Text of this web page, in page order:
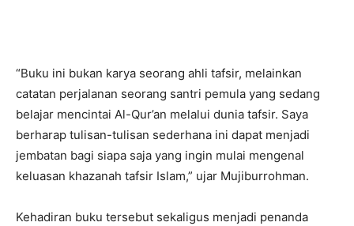
“Buku ini bukan karya seorang ahli tafsir, melainkan
catatan perjalanan seorang santri pemula yang sedang
belajar mencintai Al-Qur’an melalui dunia tafsir. Saya
berharap tulisan-tulisan sederhana ini dapat menjadi
jembatan bagi siapa saja yang ingin mulai mengenal
keluasan khazanah tafsir Islam,” ujar Mujiburrohman.
Kehadiran buku tersebut sekaligus menjadi penanda